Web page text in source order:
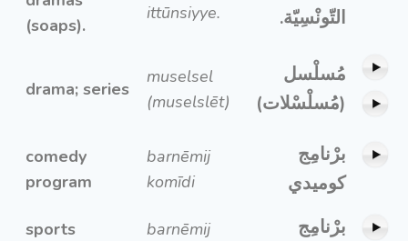
(soaps).
ittūnsiyye.
التّونْسِيّة.
drama; series
muselsel
(muselslēt)
مُسلْسل
(مُسلْسْلات)
comedy
program
barnēmij
komīdi
برْنامِج
كوميدي
sports
barnēmij
برْنامِج